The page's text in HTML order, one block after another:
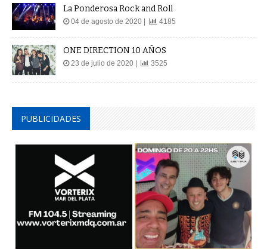
La Ponderosa Rock and Roll
04 de agosto de 2020 | 4185
ONE DIRECTION 10 AÑOS
23 de julio de 2020 | 3525
PUBLICIDADES